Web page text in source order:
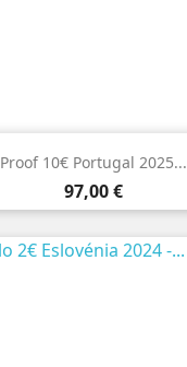
Proof 10€ Portugal 2025...
Preço
97,00 €